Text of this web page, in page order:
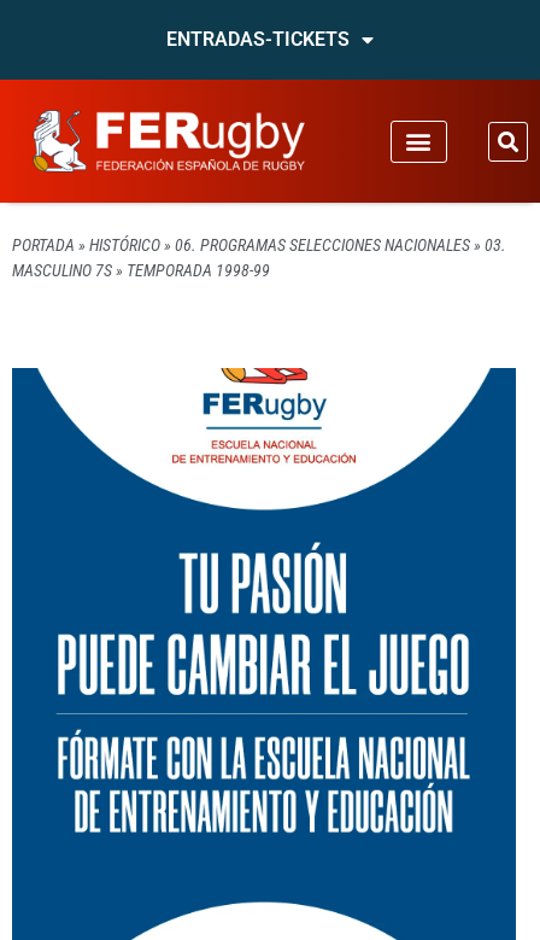
ENTRADAS-TICKETS
PORTADA » HISTÓRICO» 06. PROGRAMAS SELECCIONES NACIONALES» 03.
MASCULINO 7S» TEMPORADA 1998-99